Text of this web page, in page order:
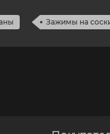
Зажимы на